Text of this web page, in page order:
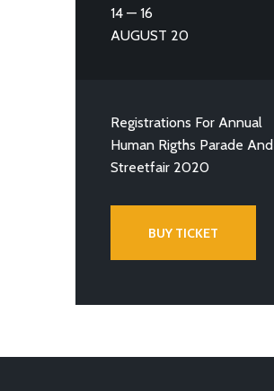
14 — 16
AUGUST 20
Registrations For Annual
Human Rigths Parade And
Streetfair 2020
BUY TICKET